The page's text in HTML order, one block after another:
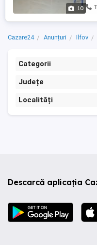
10
Cazare24 Anunțuri Ilfov
Categorii
Județe
Localități
Descarcă aplicația